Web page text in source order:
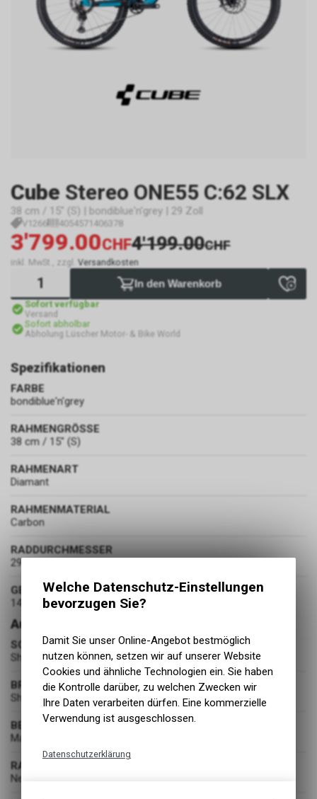
Cube Stereo ONE55 C:62 SLX
38 cm / 15" (S) | bondiblue'n'grey | 29 Zoll
V1266 4054571406378
3'799.00CHF4'199.00CHF
inkl. MwSt., zzgl. Versandkosten
In den Warenkorb
Sofort verfügbar
Versand
Sofort abholbar
Abholung Lüscher Motor- & Bike World
Spezifikationen
FARBE
bondiblue'n'grey
RAHMENGRÖSSE
38 cm / 15" (S)
RAHMENART
Diamant
RAHMENMATERIAL
Carbon
RADDURCHMESSER
29 Zoll
GEWICHT
14.5 kg
Ausstattung
SCHALTUNG
Shimano XT RD-M8100-SGS 12-Gang
BREMSEN
Shimano XT BR-M8120 203/180
BEREIFUNG
Maxxis Assegai 63-622 / Minion DHR ll 61-622
RADSATZ
Newmen Fade
Welche Datenschutz-Einstellungen
bevorzugen Sie?
Damit Sie unser Online-Angebot bestmöglich
nutzen können, setzen wir auf unserer Website
Cookies und ähnliche Technologien ein. Sie haben
die Kontrolle darüber, zu welchen Zwecken wir
Ihre Daten verarbeiten dürfen. Eine kommerzielle
Verwendung ist ausgeschlossen.
Datenschutzerklärung